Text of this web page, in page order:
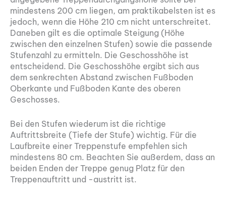
mindestens 200 cm liegen, am praktikabelsten ist es
jedoch, wenn die Höhe 210 cm nicht unterschreitet.
Daneben gilt es die optimale Steigung (Höhe
zwischen den einzelnen Stufen) sowie die passende
Stufenzahl zu ermitteln. Die Geschosshöhe ist
entscheidend. Die Geschosshöhe ergibt sich aus
dem senkrechten Abstand zwischen Fußboden
Oberkante und Fußboden Kante des oberen
Geschosses.
Bei den Stufen wiederum ist die richtige
Auftrittsbreite (Tiefe der Stufe) wichtig. Für die
Laufbreite einer Treppenstufe empfehlen sich
mindestens 80 cm. Beachten Sie außerdem, dass an
beiden Enden der Treppe genug Platz für den
Treppenauftritt und -austritt ist.